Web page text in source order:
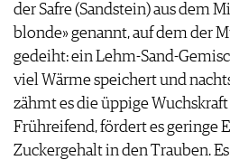
der Safre (Sandstein) aus dem
blonde» genannt, auf dem der
gedeiht: ein Lehm-Sand-
viel Wärme speichert und
zähmt es die üppige
Frühreifend, fördert es geringe
Zuckergehalt in den Trauben.